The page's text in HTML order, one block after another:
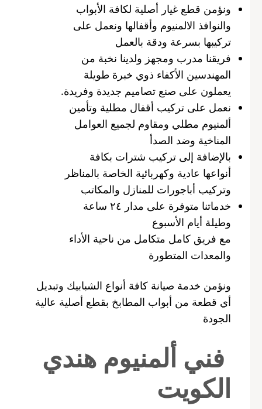
ونؤمن قطع غيار أصلية لكافة الأبواب
والنوافذ الالمنيوم وأقفالها ونعمل على
تركيبها بسرعة ودقة بالعمل
فريقنا مدرب ومجهز ولدينا نخبة من
المهندسين الأكفاء ذوي خبرة طويلة
يعملون على صنع تصاميم جديدة وفريدة.
نعمل على تركيب أقفال مطلية وتأمين
ألمنيوم مطلي ومقاوم لجميع العوامل
المناخية وضد الصدأ
بالإضافة إلى تركيب شترات بكافة
أنواعها عادية وكهربائية الخاصة بالمناظر
وتركيب أباجورات للمنازل والمكاتب
خدماتنا متوفرة على مدار ٢٤ ساعة
وطيلة أيام الأسبوع
مع فريق كامل متكامل من ناحية الأداء
والمعدات المتطورة
ونؤمن خدمة صيانة كافة أنواع الشبابيك وتبديل
أي قطعة من أبواب المطابخ بقطع أصلية عالية
الجودة
فني ألمنيوم هندي
الكويت